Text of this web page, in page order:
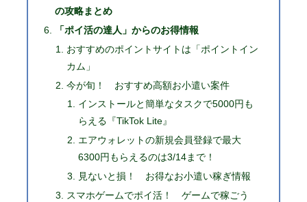
の攻略まとめ
「ポイ活の達人」からのお得情報
おすすめのポイントサイトは「ポイントイン
カム」
今が旬！ おすすめ高額お小遣い案件
インストールと簡単なタスクで5000円も
らえる『TikTok Lite』
エアウォレットの新規会員登録で最大
6300円もらえるのは3/14まで！
見ないと損！ お得なお小遣い稼ぎ情報
スマホゲームでポイ活！ ゲームで稼ごう